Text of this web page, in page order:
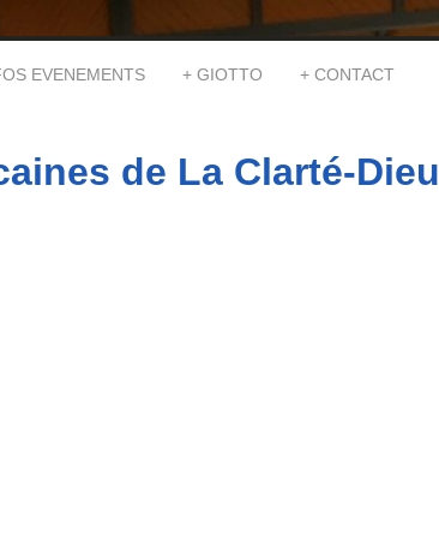
EVENEMENTS GIOTTO CONTACT
de La Clarté-Dieu